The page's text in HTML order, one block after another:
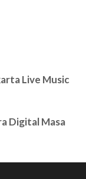
Live Music
Digital Masa